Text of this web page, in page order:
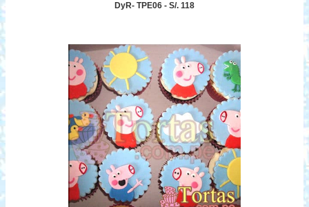
DyR- TPE06 - S/. 118